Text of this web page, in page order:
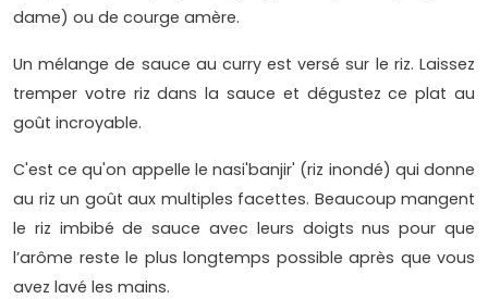
dame) ou de courge amère.
Un mélange de sauce au curry est versé sur le riz. Laissez
tremper votre riz dans la sauce et dégustez ce plat au
goût incroyable.
C'est ce qu'on appelle le nasi'banjir' (riz inondé) qui donne
au riz un goût aux multiples facettes. Beaucoup mangent
le riz imbibé de sauce avec leurs doigts nus pour que
l’arôme reste le plus longtemps possible après que vous
avez lavé les mains.